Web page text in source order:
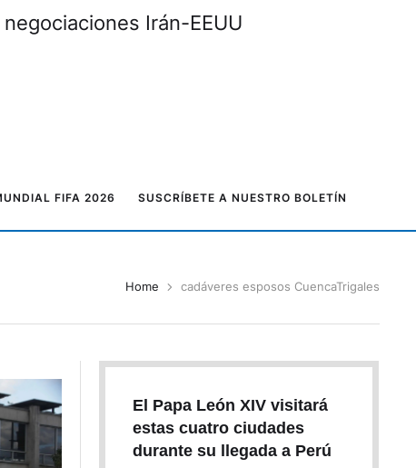
relance las negociaciones Irán-EEUU
FIFA 2026 SUSCRÍBETE A NUESTRO BOLETÍN
Home cadáveres esposos CuencaTrigales
El Papa León XIV visitará
estas cuatro ciudades
durante su llegada a Perú